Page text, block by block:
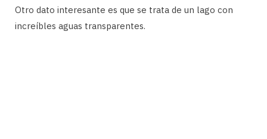
Otro dato interesante es que se trata de un lago con
increíbles aguas transparentes.